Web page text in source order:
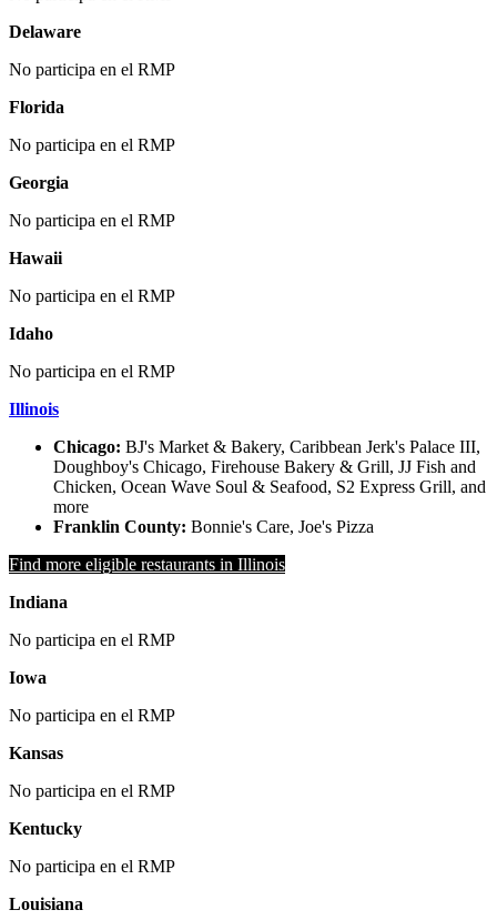
Delaware
No participa en el RMP
Florida
No participa en el RMP
Georgia
No participa en el RMP
Hawaii
No participa en el RMP
Idaho
No participa en el RMP
Illinois
Chicago: BJ's Market & Bakery, Caribbean Jerk's Palace III,
Doughboy's Chicago, Firehouse Bakery & Grill, JJ Fish and
Chicken, Ocean Wave Soul & Seafood, S2 Express Grill, and
more
Franklin County: Bonnie's Care, Joe's Pizza
Find more eligible restaurants in Illinois
Indiana
No participa en el RMP
Iowa
No participa en el RMP
Kansas
No participa en el RMP
Kentucky
No participa en el RMP
Louisiana